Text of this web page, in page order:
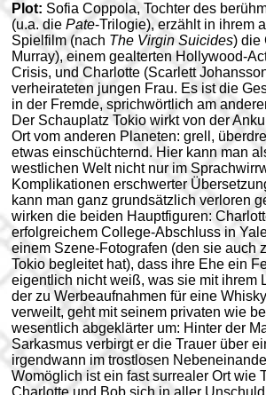
Plot: Sofia Coppola, Tochter des
(u.a. die Pate-Trilogie), erzählt in ihrem
Spielfilm (nach The Virgin Suicides) die
Murray), einem gealterten Hollywood-
Crisis, und Charlotte (Scarlett
verheirateten jungen Frau. Es ist die
in der Fremde, sprichwörtlich am
Der Schauplatz Tokio wirkt von der
Ort vom anderen Planeten: grell,
etwas einschüchternd. Hier kann man
westlichen Welt nicht nur im
Komplikationen erschwerter
kann man ganz grundsätzlich verloren
wirken die beiden Hauptfiguren:
erfolgreichem College-Abschluss in
einem Szene-Fotografen (den sie auch
Tokio begleitet hat), dass ihre Ehe ein
eigentlich nicht weiß, was sie mit ihrem
der zu Werbeaufnahmen für eine
verweilt, geht mit seinem privaten wie
wesentlich abgeklärter um: Hinter der
Sarkasmus verbirgt er die Trauer über
irgendwann im trostlosen
Womöglich ist ein fast surrealer Ort wie
Charlotte und Bob sich in aller